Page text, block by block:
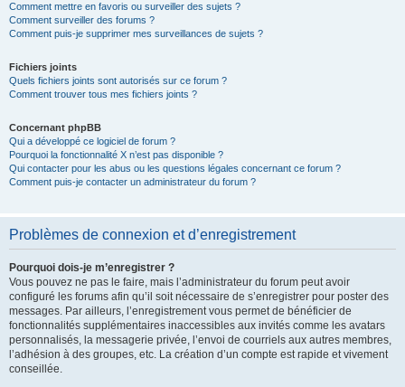
Comment mettre en favoris ou surveiller des sujets ?
Comment surveiller des forums ?
Comment puis-je supprimer mes surveillances de sujets ?
Fichiers joints
Quels fichiers joints sont autorisés sur ce forum ?
Comment trouver tous mes fichiers joints ?
Concernant phpBB
Qui a développé ce logiciel de forum ?
Pourquoi la fonctionnalité X n’est pas disponible ?
Qui contacter pour les abus ou les questions légales concernant ce forum ?
Comment puis-je contacter un administrateur du forum ?
Problèmes de connexion et d’enregistrement
Pourquoi dois-je m’enregistrer ?
Vous pouvez ne pas le faire, mais l’administrateur du forum peut avoir
configuré les forums afin qu’il soit nécessaire de s’enregistrer pour poster des
messages. Par ailleurs, l’enregistrement vous permet de bénéficier de
fonctionnalités supplémentaires inaccessibles aux invités comme les avatars
personnalisés, la messagerie privée, l’envoi de courriels aux autres membres,
l’adhésion à des groupes, etc. La création d’un compte est rapide et vivement
conseillée.